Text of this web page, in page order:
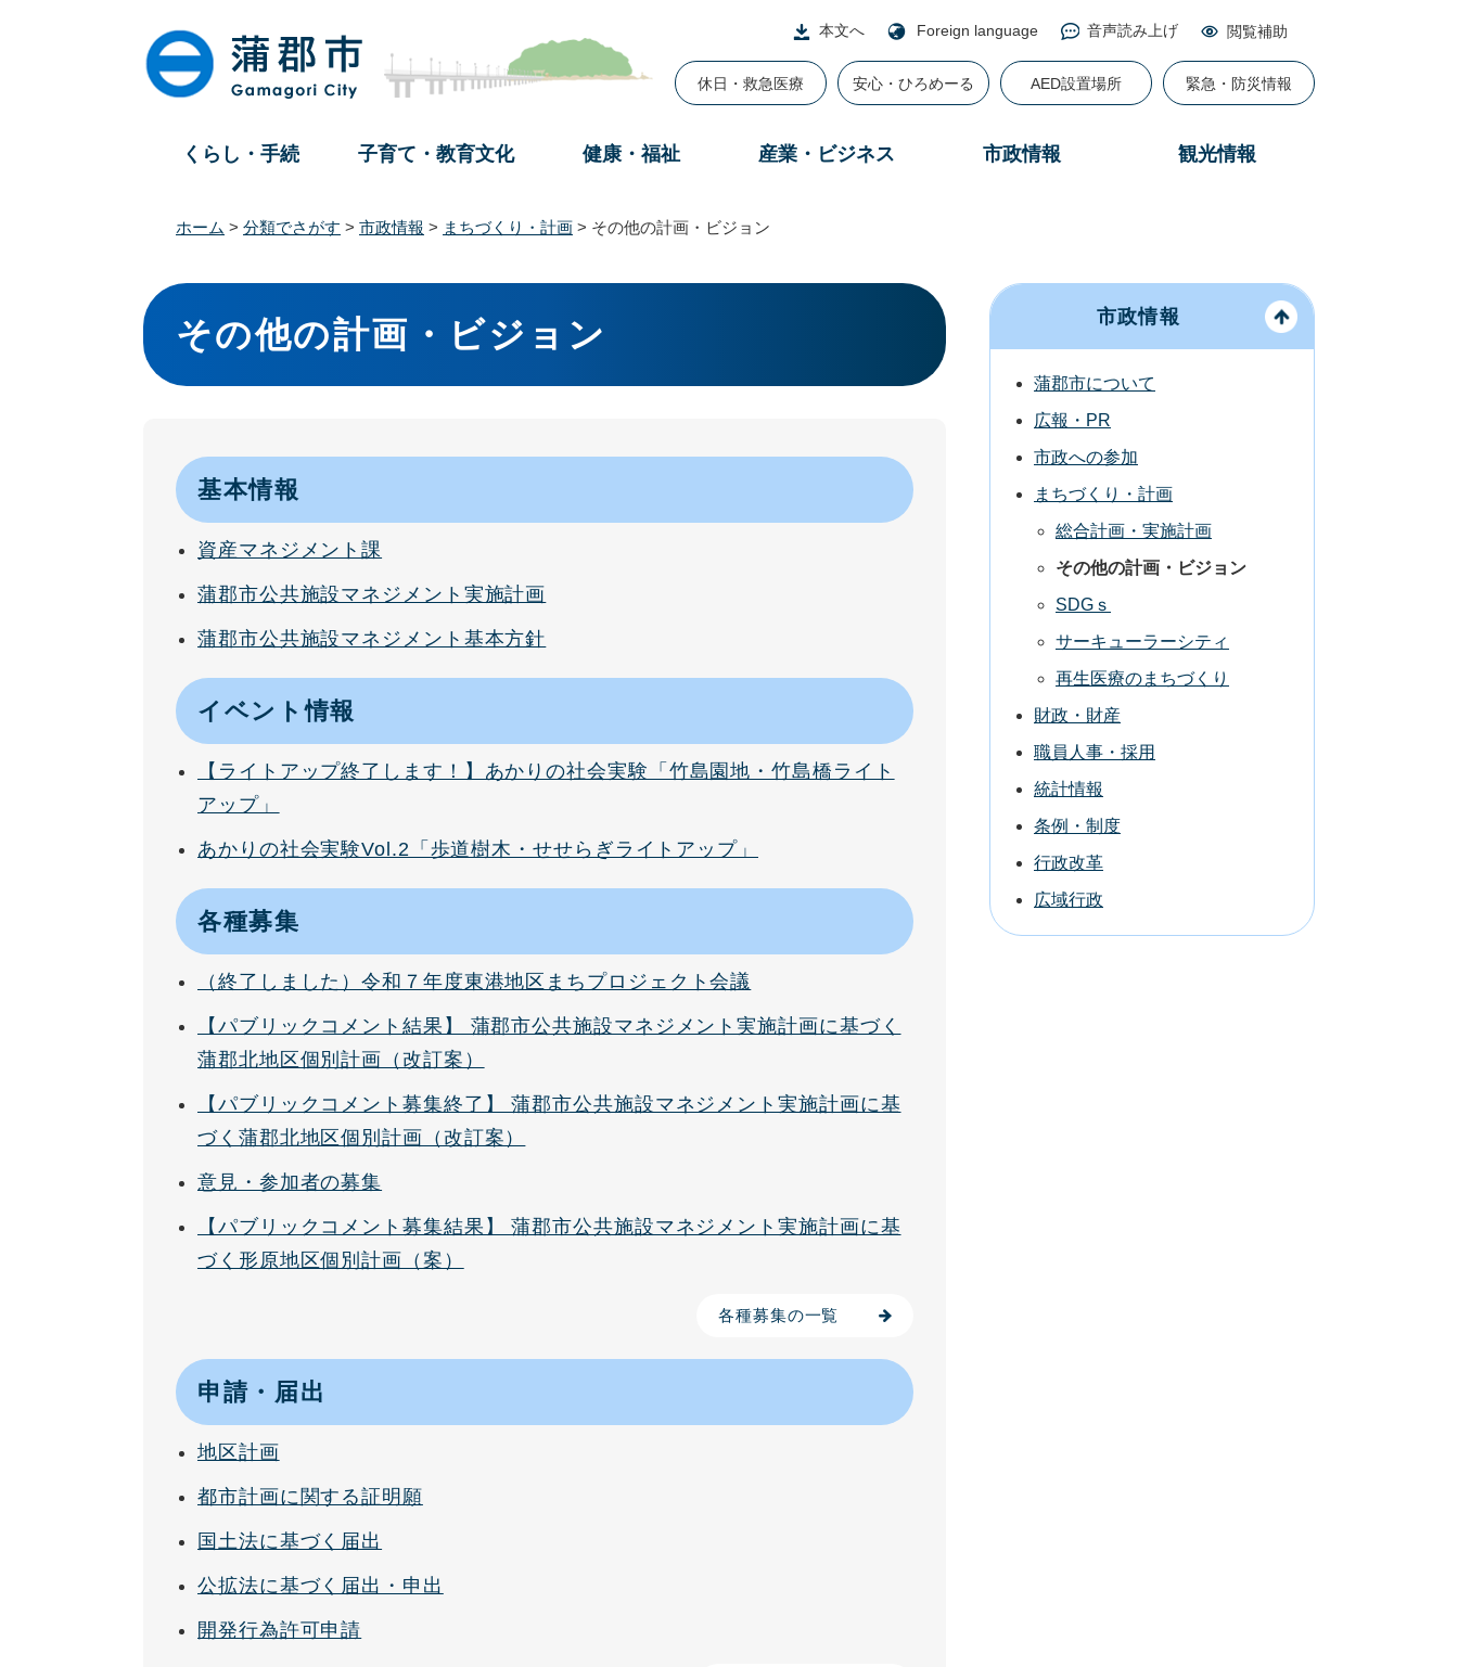
本文へ Foreign language 音声読み上げ 閲覧補助
休日・救急医療 安心・ひろめーる AED設置場所 緊急・防災情報
くらし・手続 子育て・教育文化 健康・福祉 産業・ビジネス 市政情報 観光情報
ホーム > 分類でさがす > 市政情報 > まちづくり・計画 > その他の計画・ビジョン
本
文
その他の計画・ビジョン
基本情報
資産マネジメント課
蒲郡市公共施設マネジメント実施計画
蒲郡市公共施設マネジメント基本方針
イベント情報
【ライトアップ終了します！】あかりの社会実験「竹島園地・竹島橋ライト
アップ」
あかりの社会実験Vol.2「歩道樹木・せせらぎライトアップ」
各種募集
（終了しました）令和７年度東港地区まちプロジェクト会議
【パブリックコメント結果】 蒲郡市公共施設マネジメント実施計画に基づく
蒲郡北地区個別計画（改訂案）
【パブリックコメント募集終了】 蒲郡市公共施設マネジメント実施計画に基
づく蒲郡北地区個別計画（改訂案）
意見・参加者の募集
【パブリックコメント募集結果】 蒲郡市公共施設マネジメント実施計画に基
づく形原地区個別計画（案）
各種募集の一覧
申請・届出
地区計画
都市計画に関する証明願
国土法に基づく届出
公拡法に基づく届出・申出
開発行為許可申請
市政情報
蒲郡市について
広報・PR
市政への参加
まちづくり・計画
総合計画・実施計画
その他の計画・ビジョン
SDGｓ
サーキューラーシティ
再生医療のまちづくり
財政・財産
職員人事・採用
統計情報
条例・制度
行政改革
広域行政